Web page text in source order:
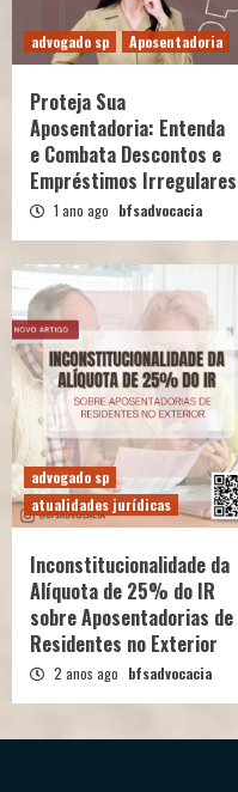
advogado sp Aposentadoria
Proteja Sua
Aposentadoria: Entenda
e Combata Descontos e
Empréstimos Irregulares
1 ano ago bfsadvocacia
advogado sp
atualidades jurídicas
Inconstitucionalidade da
Alíquota de 25% do IR
sobre Aposentadorias de
Residentes no Exterior
2 anos ago bfsadvocacia